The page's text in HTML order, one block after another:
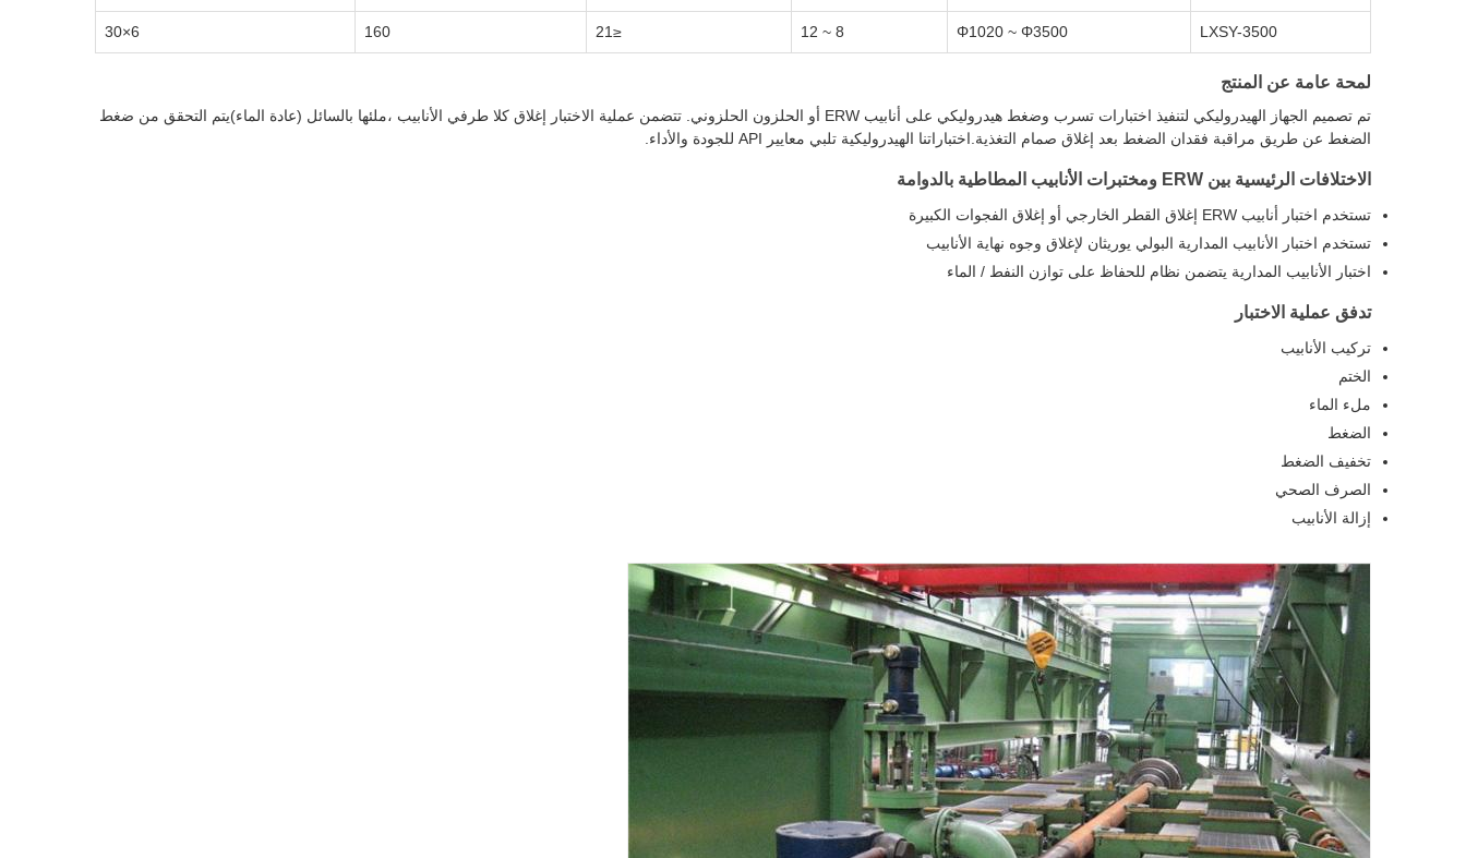
LXSY-3500
Φ1020 ~ Φ3500
8 ~ 12
≤21
160
6×30
لمحة عامة عن المنتج
تم تصميم الجهاز الهيدروليكي لتنفيذ اختبارات تسرب وضغط هيدروليكي على أنابيب ERW أو الحلزون الحلزوني. تتضمن عملية الاختبار إغلاق كلا طرفي الأنابيب ،ملئها بالسائل (عادة الماء)يتم التحقق من ضغط
الضغط عن طريق مراقبة فقدان الضغط بعد إغلاق صمام التغذية.اختباراتنا الهيدروليكية تلبي معايير API للجودة والأداء.
الاختلافات الرئيسية بين ERW ومختبرات الأنابيب المطاطية بالدوامة
تستخدم اختبار أنابيب ERW إغلاق القطر الخارجي أو إغلاق الفجوات الكبيرة
تستخدم اختبار الأنابيب المدارية البولي يوريثان لإغلاق وجوه نهاية الأنابيب
اختبار الأنابيب المدارية يتضمن نظام للحفاظ على توازن النفط / الماء
تدفق عملية الاختبار
تركيب الأنابيب
الختم
ملء الماء
الضغط
تخفيف الضغط
الصرف الصحي
إزالة الأنابيب